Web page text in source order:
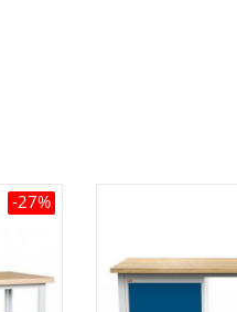
-27%